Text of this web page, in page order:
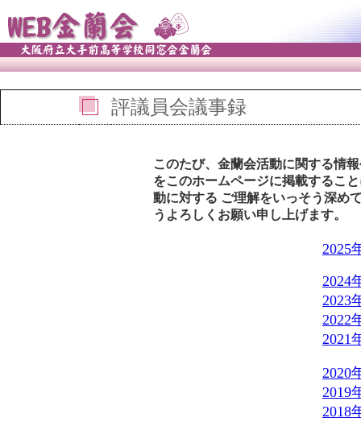
評議員会議事録
このたび、金蘭会活動に関する情
をこのホームページに掲載するこ
動に対する ご理解をいっそう深め
うよろしくお願い申し上げます。
2025
2024
2023
2022
2021
2020
2019
2018